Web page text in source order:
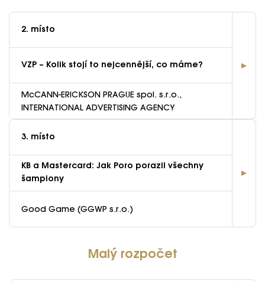
2. místo
VZP – Kolik stojí to nejcennější, co máme?
McCANN-ERICKSON PRAGUE spol. s.r.o.,
INTERNATIONAL ADVERTISING AGENCY
3. místo
KB a Mastercard: Jak Poro porazil všechny
šampiony
Good Game (GGWP s.r.o.)
Malý rozpočet